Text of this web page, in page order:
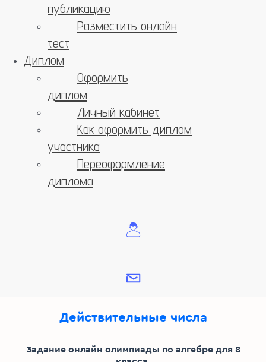
публикацию
Разместить онлайн
тест
Диплом
Оформить
диплом
Личный кабинет
Как оформить диплом
участника
Переоформление
диплома
Действительные числа
Задание онлайн олимпиады по алгебре для 8